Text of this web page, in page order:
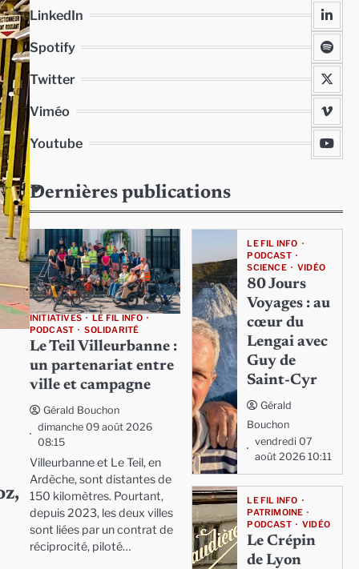
LinkedIn
Spotify
Twitter
Viméo
Youtube
Dernières publications
INITIATIVES
LE FIL INFO
PODCAST
SOLIDARITÉ
Le Teil Villeurbanne :
un partenariat entre
ville et campagne
Gérald Bouchon
dimanche 09 août 2026
08:15
Villeurbanne et Le Teil, en
Ardèche, sont distantes de
150 kilomètres. Pourtant,
depuis 2023, les deux villes
sont liées par un contrat de
réciprocité, piloté…
LE FIL INFO
PODCAST
SCIENCE
VIDÉO
80 Jours
Voyages : au
cœur du
Lengai avec
Guy de
Saint-Cyr
Gérald
Bouchon
vendredi 07
août 2026 10:11
LE FIL INFO
PATRIMOINE
PODCAST
VIDÉO
Le Crépin
de Lyon